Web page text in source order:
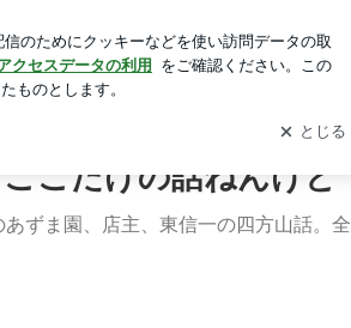
で～す。 | お茶のあずま園－しんち
ログイン
こだけの話ねんけど
ずま園、店主、東信一の四方山話。全